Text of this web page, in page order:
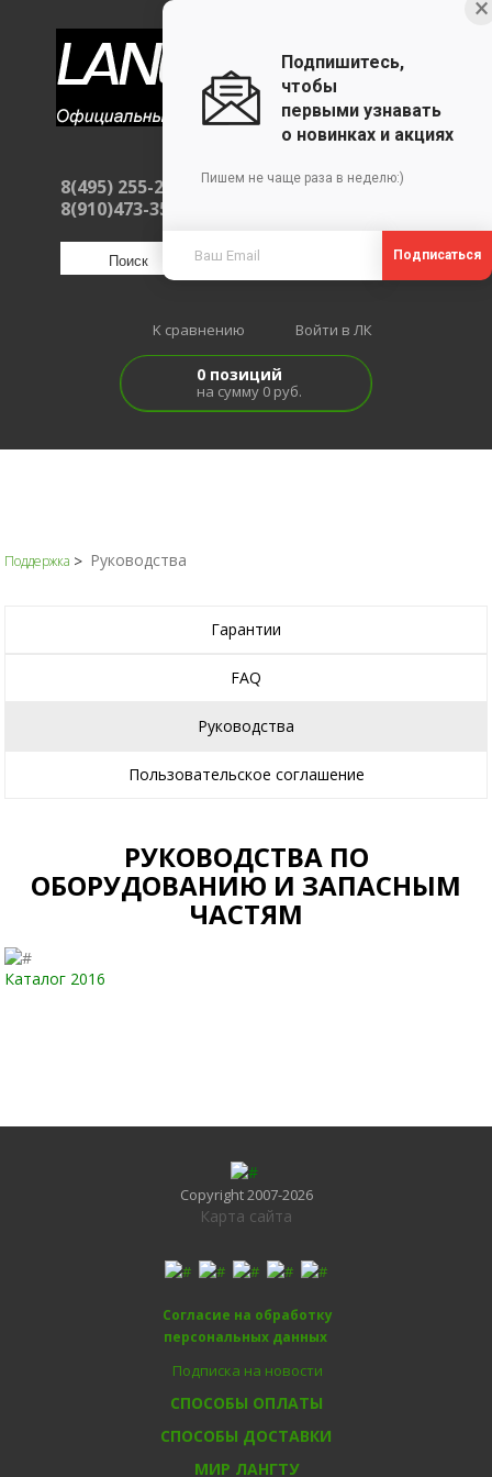
Подпишитесь,
чтобы
первыми узнавать
о новинках и акциях
Пишем не чаще раза в неделю:)
Подписаться
×
8(495) 255-26-80
8(910)473-35-18
K сравнению Войти в ЛК
0 позиций
на сумму 0 руб.
Поддержка Руководства
Гарантии
FAQ
Руководства
Пользовательское соглашение
РУКОВОДСТВА ПО
ОБОРУДОВАНИЮ И ЗАПАСНЫМ
ЧАСТЯМ
Каталог 2016
Copyright 2007-2026
Карта сайта
Согласие на обработку
персональных данных
Подписка на новости
СПОСОБЫ ОПЛАТЫ
СПОСОБЫ ДОСТАВКИ
МИР ЛАНГТУ